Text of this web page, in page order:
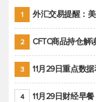
1 外汇交易提醒：
2 CFTC商品持仓解读：美
3 11月29日重点数
4 11月29日财经早餐：金